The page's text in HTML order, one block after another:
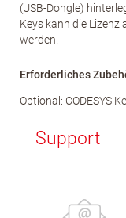
(USB-Dongle)
Keys kann die Lizenz
werden.
Erforderliches
Optional: CODESYS
Support